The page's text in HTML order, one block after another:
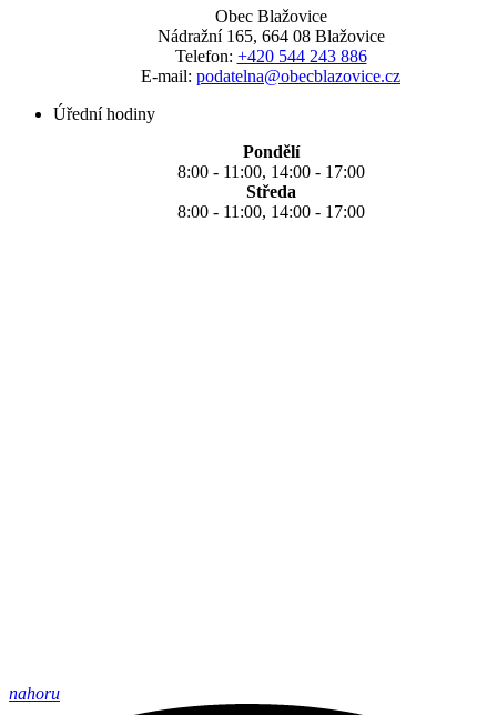
Obec Blažovice
Nádražní 165, 664 08 Blažovice
Telefon: +420 544 243 886
E-mail: podatelna@obecblazovice.cz
Úřední hodiny
Pondělí
8:00 - 11:00, 14:00 - 17:00
Středa
8:00 - 11:00, 14:00 - 17:00
nahoru